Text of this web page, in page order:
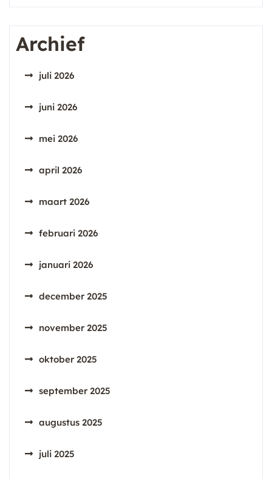
Archief
juli 2026
juni 2026
mei 2026
april 2026
maart 2026
februari 2026
januari 2026
december 2025
november 2025
oktober 2025
september 2025
augustus 2025
juli 2025